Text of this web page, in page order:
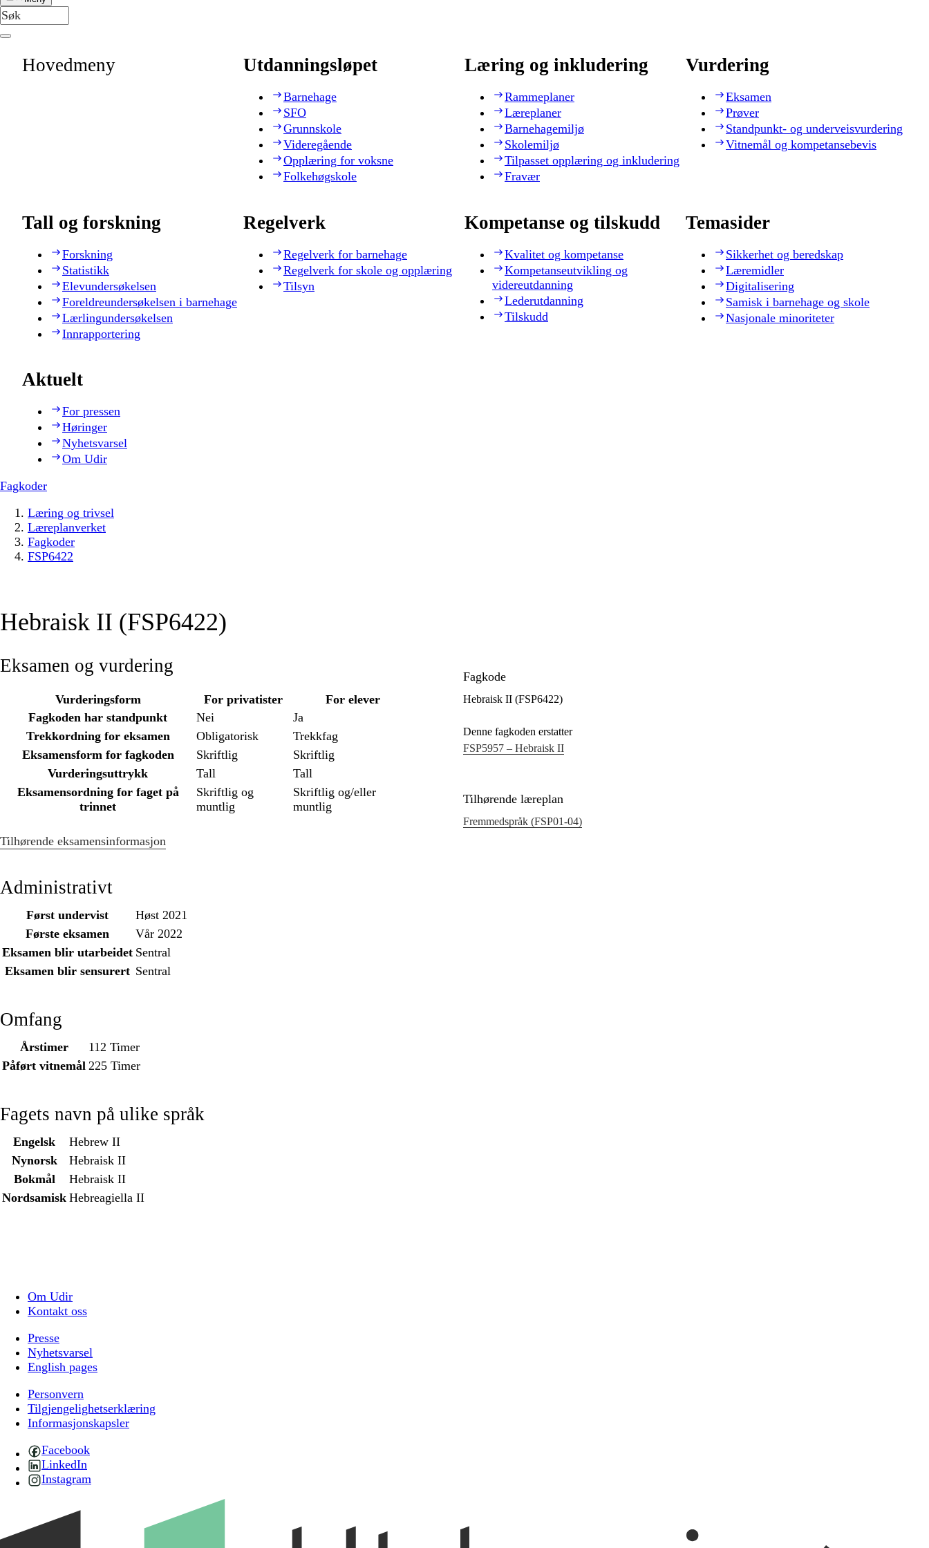
Hovedmeny Utdanningsløpet
Barnehage
SFO
Grunnskole
Videregående
Opplæring for voksne
Folkehøgskole
Læring og inkludering
Rammeplaner
Læreplaner
Barnehagemiljø
Skolemiljø
Tilpasset opplæring og inkludering
Fravær
Vurdering
Eksamen
Prøver
Standpunkt- og underveisvurdering
Vitnemål og kompetansebevis
Tall og forskning
Forskning
Statistikk
Elevundersøkelsen
Foreldreundersøkelsen i barnehage
Lærlingundersøkelsen
Innrapportering
Regelverk
Regelverk for barnehage
Regelverk for skole og opplæring
Tilsyn
Kompetanse og tilskudd
Kvalitet og kompetanse
Kompetanseutvikling og
videreutdanning
Lederutdanning
Tilskudd
Temasider
Sikkerhet og beredskap
Læremidler
Digitalisering
Samisk i barnehage og skole
Nasjonale minoriteter
Aktuelt
For pressen
Høringer
Nyhetsvarsel
Om Udir
Fagkoder
Læring og trivsel
Læreplanverket
Fagkoder
FSP6422
Hebraisk II (FSP6422)
Eksamen og vurdering
Vurderingsform For privatister
For elever
Fagkoden har standpunkt
Nei
Ja
Trekkordning for eksamen
Obligatorisk
Trekkfag
Eksamensform for fagkoden
Skriftlig
Skriftlig
Vurderingsuttrykk
Tall
Tall
Eksamensordning for faget på
trinnet
Skriftlig og
muntlig
Skriftlig og/eller
muntlig
Tilhørende eksamensinformasjon
Administrativt
Først undervist
Høst 2021
Første eksamen
Vår 2022
Eksamen blir utarbeidet Sentral
Eksamen blir sensurert Sentral
Omfang
Årstimer
112 Timer
Påført vitnemål 225 Timer
Fagets navn på ulike språk
Engelsk
Hebrew II
Nynorsk
Hebraisk II
Bokmål
Hebraisk II
Nordsamisk Hebreagiella II
Fagkode
Hebraisk II (FSP6422)
Denne fagkoden erstatter
FSP5957 – Hebraisk II
Tilhørende læreplan
Fremmedspråk (FSP01‑04)
Om Udir
Kontakt oss
Presse
Nyhetsvarsel
English pages
Personvern
Tilgjengelighetserklæring
Informasjonskapsler
Facebook
LinkedIn
Instagram